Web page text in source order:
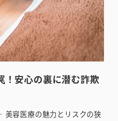
！安心の裏に潜む詐欺
容医療の魅力とリスクの狭